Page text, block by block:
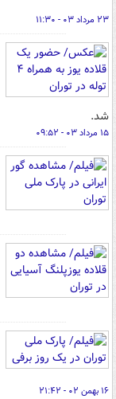
۲۳ مرداد ۰۳ - ۱۱:۳۰
شد.
۱۵ مرداد ۰۳ - ۰۹:۵۲
۱۶ بهمن ۰۲ - ۲۱:۴۲